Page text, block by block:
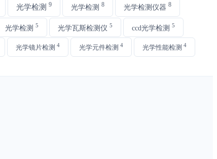
光学检测 9 光学检测 8 光学检测仪器 8
光学检测 5 光学瓦斯检测仪 5 ccd光学检测 5
光学镜片检测 4 光学元件检测 4 光学性能检测 4